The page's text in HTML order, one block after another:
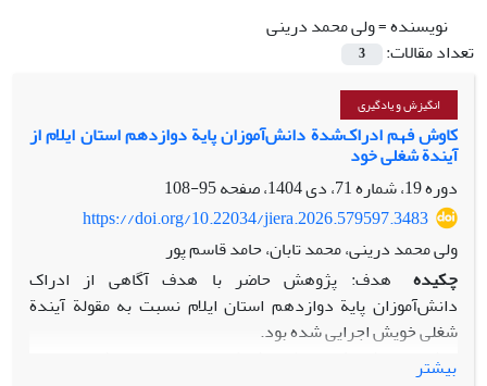
نویسنده =ولی محمد درینی
تعداد مقالات:
3
انگیزش و یادگیری
کاوش فهم ادراک‌شدة دانش‌‌آموزان پایة دوازدهم استان ایلام از
آیندة شغلی خود
دوره 19، شماره 71، دی 1404، صفحه
95-108
https://doi.org/10.22034/jiera.2026.579597.3483
ولی محمد درینی، محمد تابان، حامد قاسم پور
چکیده
هدف: پژوهش حاضر با هدف آگاهی از ادراک
دانش‌آموزان پایة دوازدهم استان ایلام نسبت به مقولة آیندة
شغلی خویش اجرایی شده بود.
روش: این پژوهش از نظر روش کیفی است و از حیث راهبرد از
بیشتر